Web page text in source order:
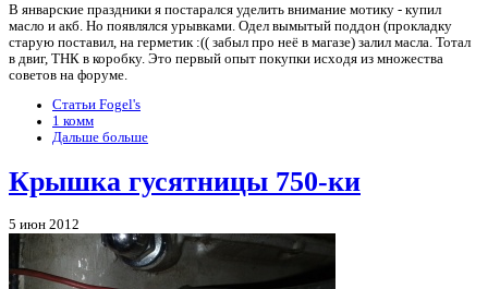
В январские праздники я постарался уделить внимание мотику - купил
масло и акб. Но появлялся урывками. Одел вымытый поддон (прокладку
старую поставил, на герметик :(( забыл про неё в магазе) залил масла. Тотал
в двиг, ТНК в коробку. Это первый опыт покупки исходя из множества
советов на форуме.
Статьи Fogel's
1 комм
Дальше больше
Крышка гусятницы 750-ки
5 июн 2012